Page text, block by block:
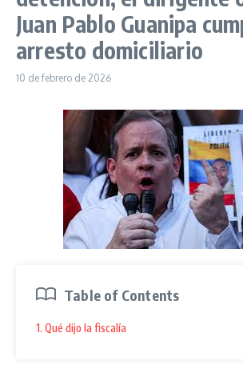
Juan Pablo Guanipa
arresto domiciliario
10 de febrero de 2026
Table of Contents
1. Qué dijo la fiscalía